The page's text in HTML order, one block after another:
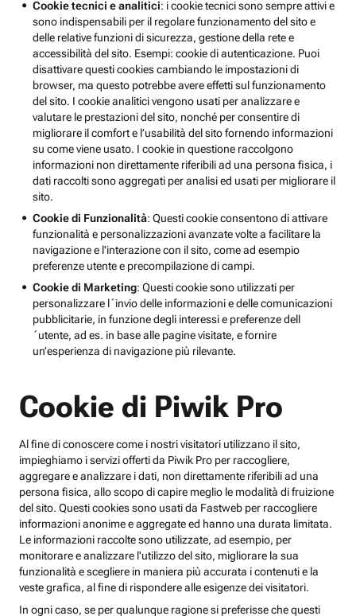
Cookie tecnici e analitici: i cookie tecnici sono sempre attivi e
sono indispensabili per il regolare funzionamento del sito e
delle relative funzioni di sicurezza, gestione della rete e
accessibilità del sito. Esempi: cookie di autenticazione. Puoi
disattivare questi cookies cambiando le impostazioni di
browser, ma questo potrebbe avere effetti sul funzionamento
del sito. I cookie analitici vengono usati per analizzare e
valutare le prestazioni del sito, nonché per consentire di
migliorare il comfort e l’usabilità del sito fornendo informazioni
su come viene usato. I cookie in questione raccolgono
informazioni non direttamente riferibili ad una persona fisica, i
dati raccolti sono aggregati per analisi ed usati per migliorare il
sito.
Cookie di Funzionalità: Questi cookie consentono di attivare
funzionalità e personalizzazioni avanzate volte a facilitare la
navigazione e l'interazione con il sito, come ad esempio
preferenze utente e precompilazione di campi.
Cookie di Marketing: Questi cookie sono utilizzati per
personalizzare l´invio delle informazioni e delle comunicazioni
pubblicitarie, in funzione degli interessi e preferenze dell
´utente, ad es. in base alle pagine visitate, e fornire
un’esperienza di navigazione più rilevante.
Cookie di Piwik Pro
Al fine di conoscere come i nostri visitatori utilizzano il sito,
impieghiamo i servizi offerti da Piwik Pro per raccogliere,
aggregare e analizzare i dati, non direttamente riferibili ad una
persona fisica, allo scopo di capire meglio le modalità di fruizione
del sito. Questi cookies sono usati da Fastweb per raccogliere
informazioni anonime e aggregate ed hanno una durata limitata.
Le informazioni raccolte sono utilizzate, ad esempio, per
monitorare e analizzare l'utilizzo del sito, migliorare la sua
funzionalità e scegliere in maniera più accurata i contenuti e la
veste grafica, al fine di rispondere alle esigenze dei visitatori.
In ogni caso, se per qualunque ragione si preferisse che questi